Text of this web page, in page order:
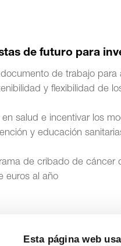
Esta página web
de futuro para
de trabajo
y flexibilidad de
salud e incentivar los
y educación
de cribado de cáncer
euros al año